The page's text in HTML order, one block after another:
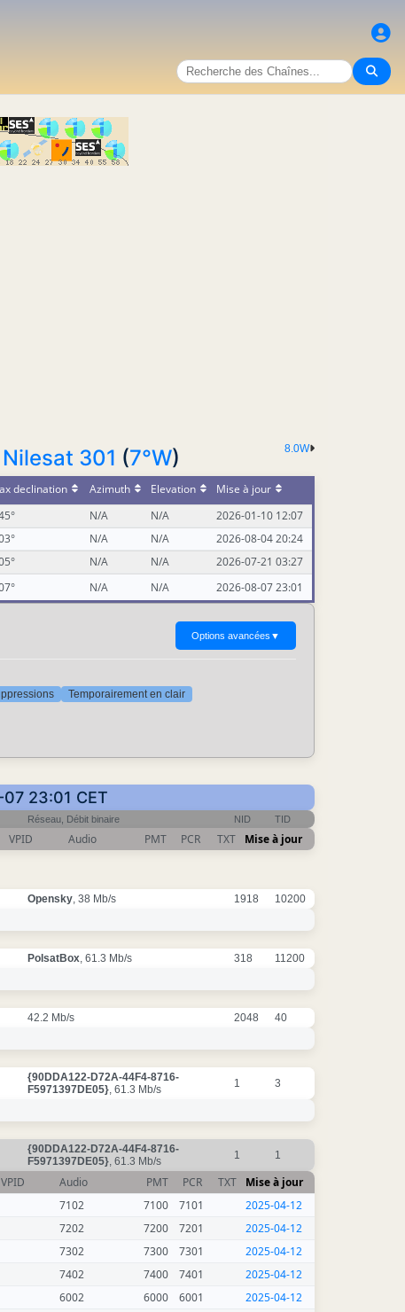
8.0W
Nilesat 301 (7°W)
declination Azimuth Elevation
Mise à jour
N/A N/A
2026-01-10 12:07
N/A N/A
2026-08-04 20:24
N/A N/A
2026-07-21 03:27
N/A N/A 2026-08-07 23:01
Options avancées ▼
Temporairement en clair
23:01 CET
Réseau, Débit binaire NID TID
VPID Audio PMT PCR TXT Mise à jour
Opensky, 38 Mb/s 1918 10200
PolsatBox, 61.3 Mb/s 318 11200
42.2 Mb/s 2048 40
{90DDA122-D72A-44F4-8716-
F5971397DE05}, 61.3 Mb/s 1 3
{90DDA122-D72A-44F4-8716-
F5971397DE05}, 61.3 Mb/s 1 1
VPID Audio PMT PCR TXT
Mise à jour
7102 7100 7101
2025-04-12
7202 7200 7201
2025-04-12
7302 7300 7301
2025-04-12
7402 7400 7401
2025-04-12
6002 6000 6001
2025-04-12